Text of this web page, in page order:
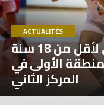
ACTUALITÉS
المنتخب الوطني المغربي لأقل من 18 سنة
الأولى في
المركز الثاني